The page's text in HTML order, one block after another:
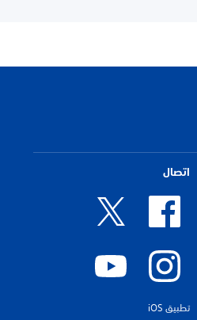
اتصال
تطبيق iOS